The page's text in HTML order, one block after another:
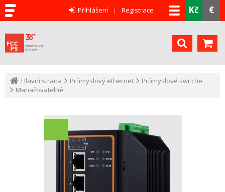
Kč €
Přihlášení Registrace
Hlavní strana Průmyslový ethernet
Průmyslové switche
Manažovatelné